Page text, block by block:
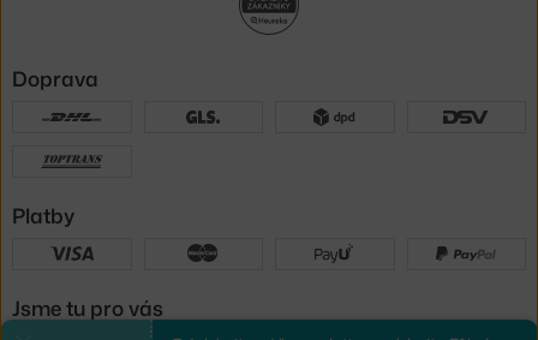
Doprava
Platby
Jsme tu pro vás